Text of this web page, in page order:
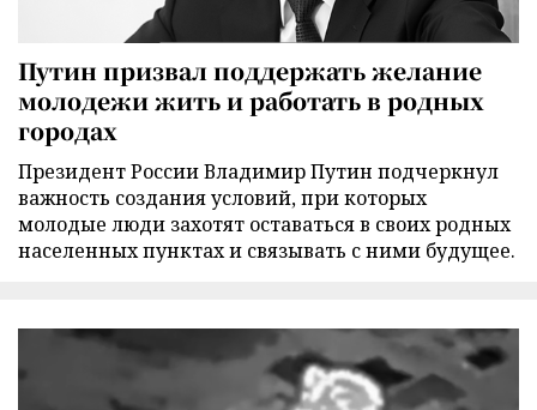
Путин призвал поддержать желание
молодежи жить и работать в родных
городах
Президент России Владимир Путин подчеркнул
важность создания условий, при которых
молодые люди захотят оставаться в своих родных
населенных пунктах и связывать с ними будущее.